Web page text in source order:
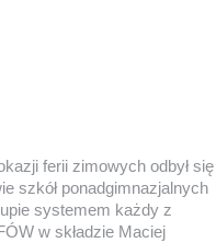
ferii zimowych odbył się
szkół ponadgimnazjalnych
systemem każdy z
w składzie Maciej